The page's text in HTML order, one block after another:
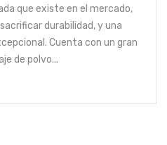
que existe en el mercado,
durabilidad, y una
Cuenta con un gran
de polvo...